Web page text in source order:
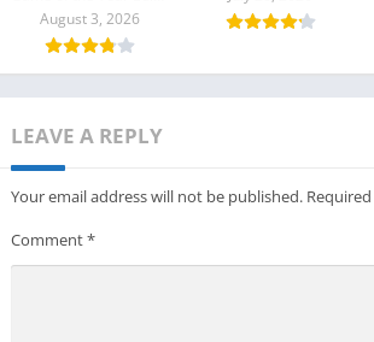
August 3, 2026
LEAVE A REPLY
Your email address will not be published.
Comment*